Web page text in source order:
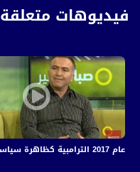
فيديوهات متعلقة
عام 2017 الترامبية كظاهرة سياسية .. ما قرارات وشكل السياسة الدولية ؟ عايدة توما،منعم حلبي،31.12.2017